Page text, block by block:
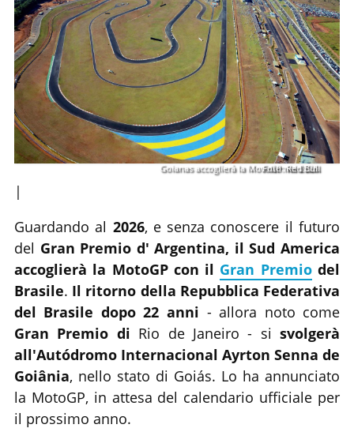
Goianas accoglierà la MotoGP nel 2026.
|
Foto: Red Bull
Guardando al 2026, e senza conoscere il futuro
del Gran Premio d' Argentina, il Sud America
accoglierà la MotoGP con il Gran Premiodel
Brasile. Il ritorno della Repubblica Federativa
del Brasile dopo 22 anni - allora noto come
Gran Premio di Rio de Janeiro - sisvolgerà
all'Autódromo Internacional Ayrton Senna de
Goiânia, nello stato di Goiás. Lo ha annunciato
la MotoGP, in attesa del calendario ufficiale per
il prossimo anno.